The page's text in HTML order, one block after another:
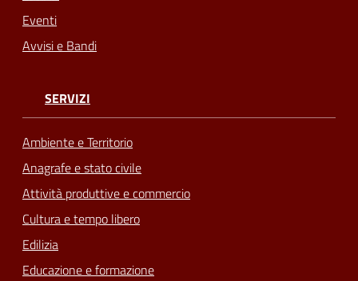
Eventi
Avvisi e Bandi
SERVIZI
Ambiente e Territorio
Anagrafe e stato civile
Attività produttive e commercio
Cultura e tempo libero
Edilizia
Educazione e formazione